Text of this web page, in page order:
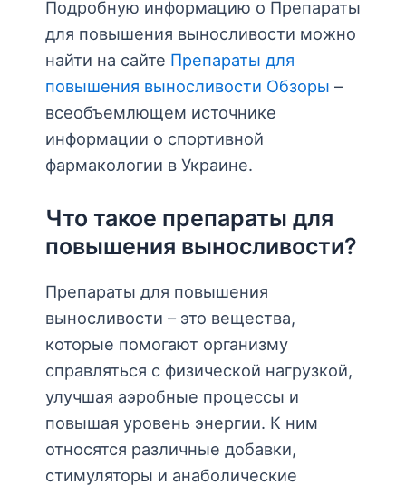
Подробную информацию о Препараты
для повышения выносливости можно
найти на сайте Препараты для
повышения выносливости Обзоры –
всеобъемлющем источнике
информации о спортивной
фармакологии в Украине.
Что такое препараты для
повышения выносливости?
Препараты для повышения
выносливости – это вещества,
которые помогают организму
справляться с физической нагрузкой,
улучшая аэробные процессы и
повышая уровень энергии. К ним
относятся различные добавки,
стимуляторы и анаболические